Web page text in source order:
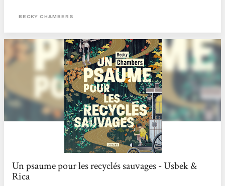
amitié poignante nait et s’approfondie, alors que se dévoile la beauté de l’univers
BECKY CHAMBERS
Un psaume pour les recyclés sauvages - Usbek &
Rica